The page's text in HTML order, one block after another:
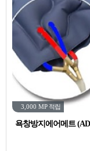
3,000 MP 적립
욕창방지에어메트